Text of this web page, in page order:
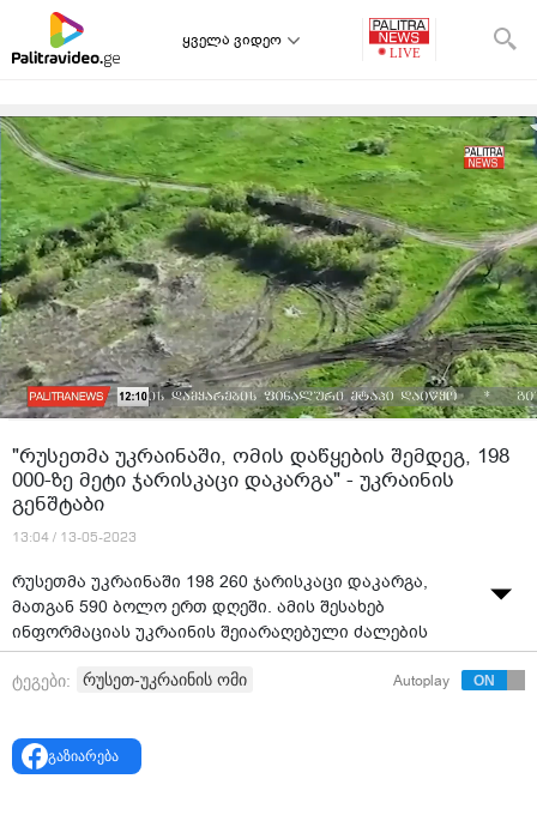
ყველა ვიდეო
"რუსეთმა უკრაინაში, ომის დაწყების შემდეგ, 198
000-ზე მეტი ჯარისკაცი დაკარგა" - უკრაინის
გენშტაბი
13:04 / 13-05-2023
რუსეთმა უკრაინაში 198 260 ჯარისკაცი დაკარგა,
მათგან 590 ბოლო ერთ დღეში. ამის შესახებ
ინფორმაციას უკრაინის შეიარაღებული ძალების
გენერალური შტაბი ავრცელებს.
დღემდე, განადგურებულია 3 751 ტანკი, 7 307
ჯავშანმანქანა, 3 095 საარტილერიო სისტემა, 561
ტეგები: რუსეთ-უკრაინის ომი Autoplay
გაზიარება